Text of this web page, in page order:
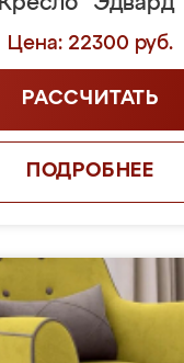
Цена: 22300 руб.
РАССЧИТАТЬ
ПОДРОБНЕЕ